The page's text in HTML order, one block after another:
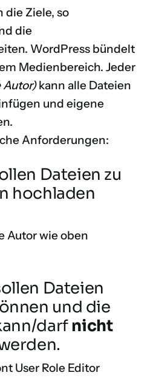
die Ziele, so
die
WordPress bündelt
Medienbereich. Jeder
Autor)kann alle Dateien
und eigene
Anforderungen:
Dateien zu
hochladen
Autor wie oben
Dateien
und die
darf nicht
User Role Editor